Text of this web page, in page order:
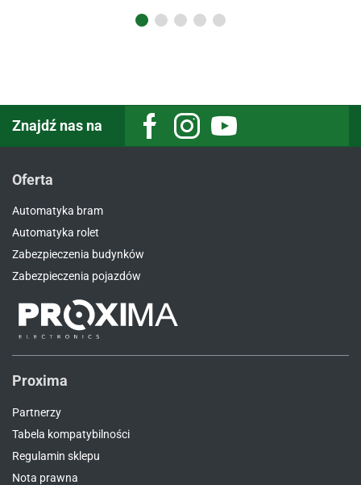
Znajdź nas na
Oferta
Automatyka bram
Automatyka rolet
Zabezpieczenia budynków
Zabezpieczenia pojazdów
Proxima
Partnerzy
Tabela kompatybilności
Regulamin sklepu
Nota prawna